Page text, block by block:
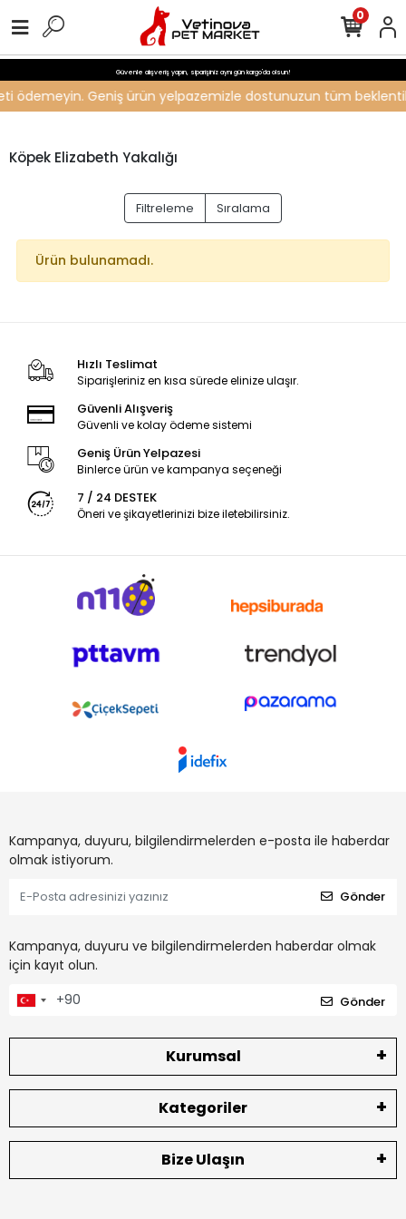
Güvenle alışveriş yapın, siparişiniz aynı gün kargo'da olsun!
ödemeyin. Geniş ürün yelpazemizle dostunuzun tüm
0
Köpek Elizabeth Yakalığı
Filtreleme Sıralama
Ürün bulunamadı.
Hızlı Teslimat
Siparişleriniz en kısa sürede elinize ulaşır.
Güvenli Alışveriş
Güvenli ve kolay ödeme sistemi
Geniş Ürün Yelpazesi
Binlerce ürün ve kampanya seçeneği
7 / 24 DESTEK
Öneri ve şikayetlerinizi bize iletebilirsiniz.
Kampanya, duyuru, bilgilendirmelerden e-posta ile haberdar
olmak istiyorum.
Gönder
Kampanya, duyuru ve bilgilendirmelerden haberdar olmak
için kayıt olun.
Gönder
Kurumsal
Kategoriler
Bize Ulaşın